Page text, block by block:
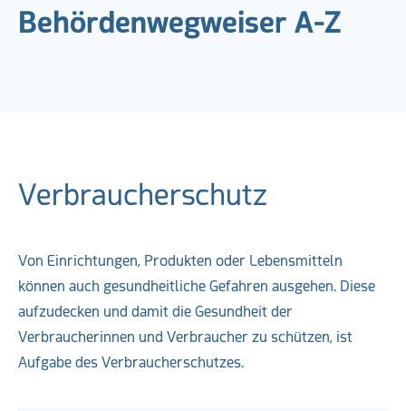
Behördenwegweiser A-Z
Verbraucherschutz
Von Einrichtungen, Produkten oder Lebensmitteln
können auch gesundheitliche Gefahren ausgehen. Diese
aufzudecken und damit die Gesundheit der
Verbraucherinnen und Verbraucher zu schützen, ist
Aufgabe des Verbraucherschutzes.